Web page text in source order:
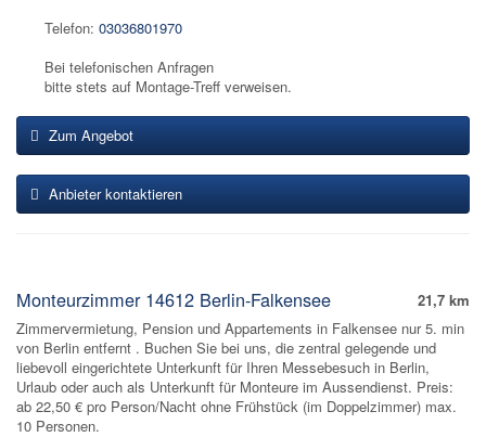
Telefon: 03036801970
Bei telefonischen Anfragen
bitte stets auf Montage-Treff verweisen.
Zum Angebot
Anbieter kontaktieren
21,7 km
Monteurzimmer 14612 Berlin-Falkensee
Zimmervermietung, Pension und Appartements in Falkensee nur 5. min
von Berlin entfernt . Buchen Sie bei uns, die zentral gelegende und
liebevoll eingerichtete Unterkunft für Ihren Messebesuch in Berlin,
Urlaub oder auch als Unterkunft für Monteure im Aussendienst. Preis:
ab 22,50 € pro Person/Nacht ohne Frühstück (im Doppelzimmer) max.
10 Personen.